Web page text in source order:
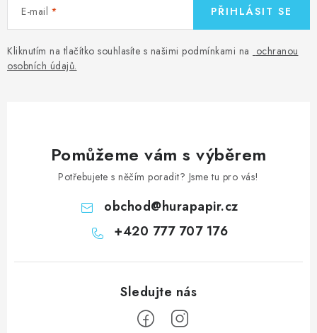
E-mail
Kliknutím na tlačítko souhlasíte s našimi podmínkami na ochranou
osobních údajů.
PŘIHLÁSIT SE
Pomůžeme vám s výběrem
Potřebujete s něčím poradit? Jsme tu pro vás!
obchod@hurapapir.cz
+420 777 707 176